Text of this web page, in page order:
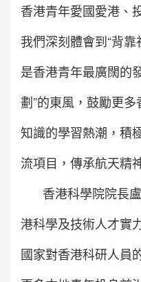
香港青年愛國愛港、
我們深刻體會到“背
是香港青年最廣闊的
劃”的東風，鼓勵更
知識的學習熱潮，積
流項目，傳承航天精
香港科學院院長
港科學及技術人才實
國家對香港科研人員